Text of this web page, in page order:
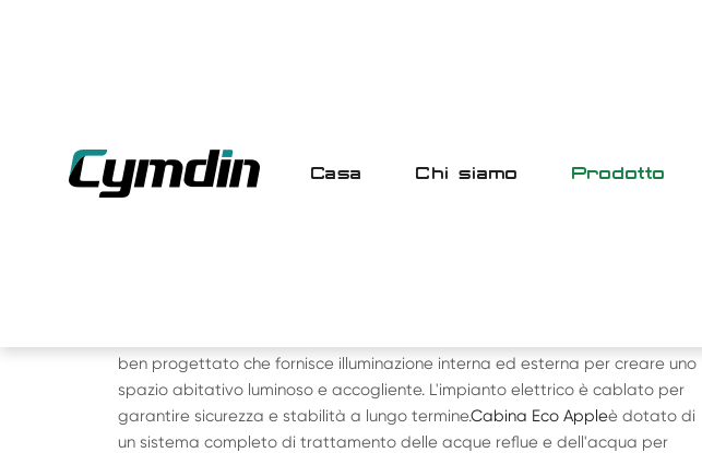
Casa Chi siamo Prodotto
ben progettato che fornisce illuminazione interna ed esterna per creare uno
spazio abitativo luminoso e accogliente. L'impianto elettrico è cablato per
garantire sicurezza e stabilità a lungo termine.Cabina Eco Appleè dotato di
un sistema completo di trattamento delle acque reflue e dell'acqua per